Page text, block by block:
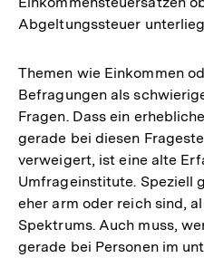
Abgeltungssteuer
Themen wie Einkommen
Befragungen als
Fragen. Dass ein
gerade bei diesen
verweigert, ist eine alte
Umfrageinstitute. Speziell
eher arm oder reich sind,
Spektrums. Auch muss,
gerade bei Personen im